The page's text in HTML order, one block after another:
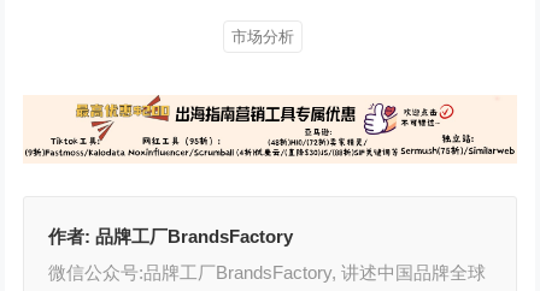
市场分析
作者:品牌工厂BrandsFactory
微信公众号:品牌工厂BrandsFactory, 讲述中国品牌全球